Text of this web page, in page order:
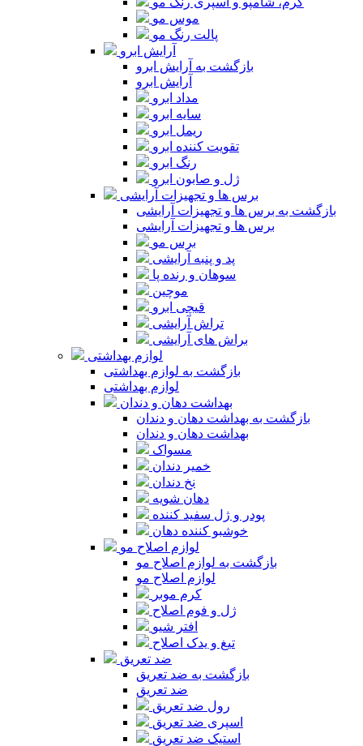
موس مو
پالت رنگ مو
آرایش ابرو
بازگشت به آرایش ابرو
آرایش ابرو
مداد ابرو
سایه ابرو
ریمل ابرو
تقویت کننده ابرو
رنگ ابرو
ژل و صابون ابرو
برس ها و تجهیزات آرایشی
بازگشت به برس ها و تجهیزات آرایشی
برس ها و تجهیزات آرایشی
برس مو
پد و پنبه آرایشی
سوهان و رنده پا
موچین
قیچی ابرو
تراش آرایشی
براش های آرایشی
لوازم بهداشتی
بازگشت به لوازم بهداشتی
لوازم بهداشتی
بهداشت دهان و دندان
بازگشت به بهداشت دهان و دندان
بهداشت دهان و دندان
مسواک
خمیر دندان
نخ دندان
دهان شویه
پودر و ژل سفید کننده
خوشبو کننده دهان
لوازم اصلاح مو
بازگشت به لوازم اصلاح مو
لوازم اصلاح مو
کرم موبر
ژل و فوم اصلاح
افتر شیو
تیغ و یدک اصلاح
ضد تعریق
بازگشت به ضد تعریق
ضد تعریق
رول ضد تعریق
اسپری ضد تعریق
استیک ضد تعریق